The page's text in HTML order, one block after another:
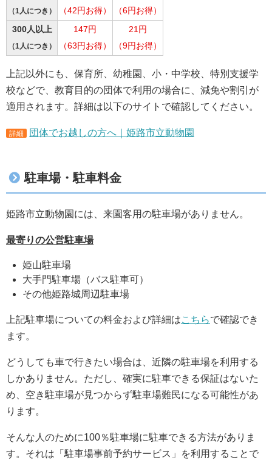
（1人につき） （42円お得） （6円お得）
300人以上
（1人につき）
147円
（63円お得）
21円
（9円お得）
上記以外にも、保育所、幼稚園、小・中学校、特別支援学
校などで、教育目的の団体で利用の場合に、減免や割引が
適用されます。詳細は以下のサイトで確認してください。
詳細 団体でお越しの方へ｜姫路市立動物園
駐車場・駐車料金
姫路市立動物園には、来園客用の駐車場がありません。
最寄りの公営駐車場
姫山駐車場
大手門駐車場（バス駐車可）
その他姫路城周辺駐車場
上記駐車場についての料金および詳細はこちらで確認でき
ます。
どうしても車で行きたい場合は、近隣の駐車場を利用する
しかありません。ただし、確実に駐車できる保証はないた
め、空き駐車場が見つからず駐車場難民になる可能性があ
ります。
そんな人のために100％駐車場に駐車できる方法がありま
す。それは「駐車場事前予約サービス」を利用することで